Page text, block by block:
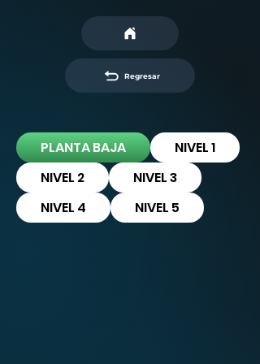
Regresar
PLANTA BAJA
NIVEL 1
NIVEL 2
NIVEL 3
NIVEL 4
NIVEL 5